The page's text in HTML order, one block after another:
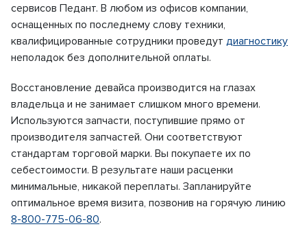
сервисов Педант. В любом из офисов компании,
оснащенных по последнему слову техники,
квалифицированные сотрудники проведут диагностику
неполадок без дополнительной оплаты.
Восстановление девайса производится на глазах
владельца и не занимает слишком много времени.
Используются запчасти, поступившие прямо от
производителя запчастей. Они соответствуют
стандартам торговой марки. Вы покупаете их по
себестоимости. В результате наши расценки
минимальные, никакой переплаты. Запланируйте
оптимальное время визита, позвонив на горячую линию
8-800-775-06-80.